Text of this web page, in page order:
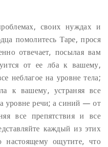
своих нуждах и
помолитесь Таре, прося
отвечает, посылая вам
от ее лба к вашему,
неблагое на уровне тела;
к вашему, устраняя все
уровне речи; а синий — от
все препятствия и все
каждый из этих
настоящему ощутите, что